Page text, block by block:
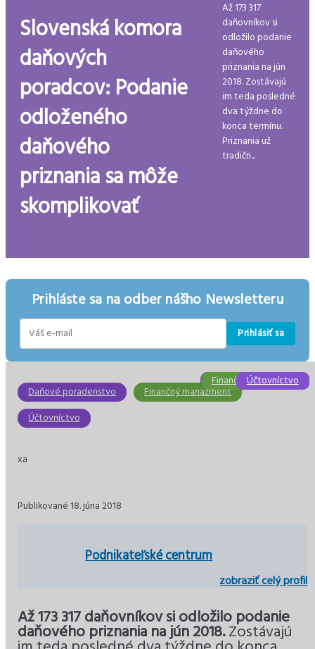
Slovenská komora
daňových
poradcov: Podanie
odloženého
daňového
priznania sa môže
skomplikovať
Až 173 317
daňovníkov si
odložilo podanie
daňového
priznania na jún
2018. Zostávajú
im teda posledné
dva týždne do
konca termínu.
Priznania už
tradičn...
Prihláste sa na odber nášho Newsletteru
Prihlásiť sa
Daňové poradenstvo
Finančný manažment
Účtovníctvo
xa
Publikované 18. júna 2018
Podnikateľské centrum
zobraziť celý profil
Až 173 317 daňovníkov si odložilo podanie
daňového priznania na jún 2018.Zostávajú
Daňové poradenstvo
Finančný manažment
Účtovníctvo
Dane
Účtovníctvo
Účtovníctvo